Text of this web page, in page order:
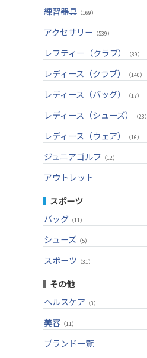
ウェッジ(右用)
パター(右用)
チッパー(右用)（12）
USモデル（56）
カスタム
アウター
グローブ
その他
GPSナビ（34）
距離測定器
（20）
ネームプレート
傘
練習器具 （169）
パターマット（28）
スイング練習器 （114）
アクセサリー （539）
ヘッドカバー（202）
シューズケース （6）
トラベルケース （21）
サングラス
ネックレス
その他
シャフト（27）
グリップ（20）
レフティー（クラブ） （39）
クラブセット(左用) （1）
ドライバー(左用)（4）
フェアウェイウッド(左用)
ウェッジ(左用)
パター(左用)
USモデル
レディース（クラブ） （140）
クラブセット(女性用) （11）
ドライバー(女性用)（20）
フェアウェイウッド(女性用)
ウェッジ(女性用)
パター(女性用)
チッパー(女性用)（2）
USモデル（1）
レディース（バッグ） （17）
キャディバッグ （12）
クラブケース （2）
レディース（シューズ） （23）
レディース（ウェア） （16）
トップス（5）
レインウェア
ジュニアゴルフ （12）
アウトレット
クラブセット
ドライバー
ユーティリティー
アイアンセット
アイアン単品
ウェッジ
パター
ゴルフバッグ
スポーツ
バッグ （11）
メンズ（10）
スーツケース
シューズ （5）
アクセサリー
スポーツ （31）
トレーニング
アウトドア
その他
ヘルスケア （3）
サポーター
美容 （11）
UVケア（11）
ブランド一覧